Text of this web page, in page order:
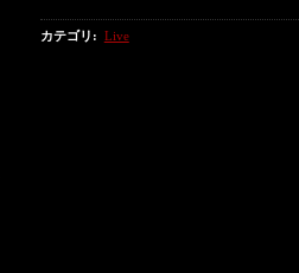
カテゴリ : Live